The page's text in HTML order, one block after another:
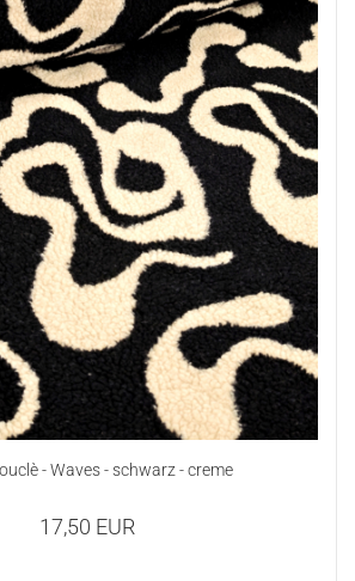
- Waves - schwarz - creme
17,50 EUR